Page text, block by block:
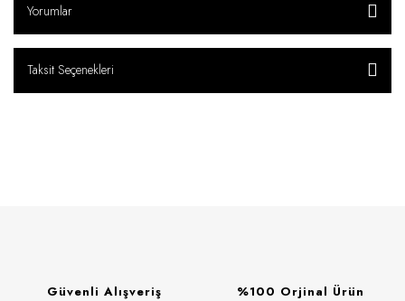
Yorumlar
Taksit Seçenekleri
Güvenli Alışveriş %100 Orjinal Ürün